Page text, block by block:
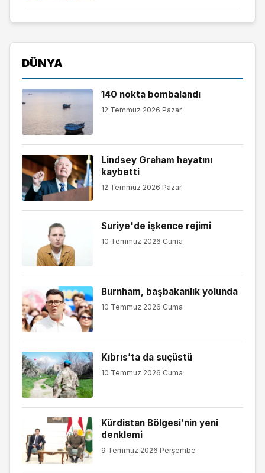
DÜNYA
140 nokta bombalandı
12 Temmuz 2026 Pazar
Lindsey Graham hayatını
kaybetti
12 Temmuz 2026 Pazar
Suriye'de işkence rejimi
10 Temmuz 2026 Cuma
Burnham, başbakanlık yolunda
10 Temmuz 2026 Cuma
Kıbrıs’ta da suçüstü
10 Temmuz 2026 Cuma
Kürdistan Bölgesi’nin yeni
denklemi
9 Temmuz 2026 Perşembe